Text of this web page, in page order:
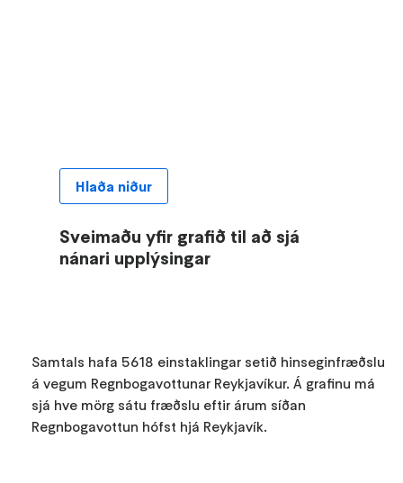
Sveimaðu yfir grafið til að sjá
nánari upplýsingar
Hlaða niður
Samtals hafa 5618 einstaklingar setið hinseginfræðslu
á vegum Regnbogavottunar Reykjavíkur. Á grafinu má
sjá hve mörg sátu fræðslu eftir árum síðan
Regnbogavottun hófst hjá Reykjavík.